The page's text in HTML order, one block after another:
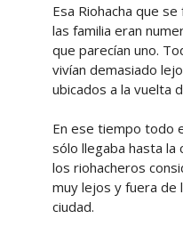
Esa Riohacha que
las familia eran
que parecían uno.
vivían demasiado
ubicados a la vuelta
En ese tiempo todo
sólo llegaba hasta la
los riohacheros
muy lejos y fuera de
ciudad.